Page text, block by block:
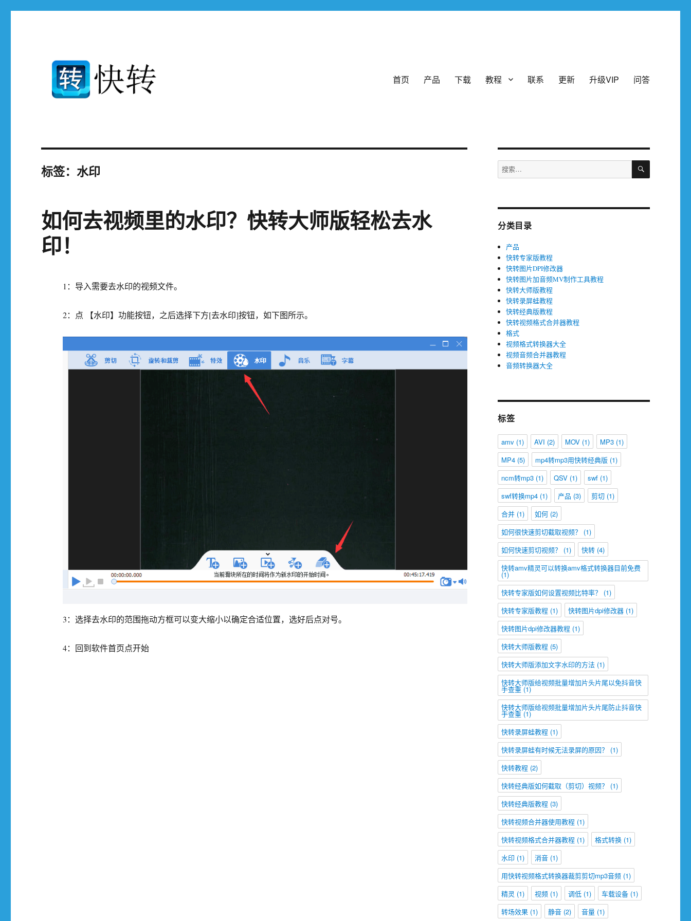
首页 产品 下载 教程 联系 更新 升级VIP 问答
标签：水印
如何去视频里的水印？快转大师版轻松去水
印！
1：导入需要去水印的视频文件。
2：点 【水印】功能按钮，之后选择下方[去水印]按钮，如下图所示。
3：选择去水印的范围拖动方框可以变大缩小以确定合适位置，选好后点对号。
4：回到软件首页点开始
搜
索：
搜
分类目录
产品
快转专家版教程
快转图片DPI修改器
快转图片加音频MV制作工具教程
快转大师版教程
快转录屏蛙教程
快转经典版教程
快转视频格式合并器教程
格式
视频格式转换器大全
视频音频合并器教程
音频转换器大全
标签
amv(1) AVI (2) MOV(1) MP3(1)
MP4(5) mp4转mp3用快转经典版 (1)
ncm转mp3(1) QSV(1) swf(1)
swf转换mp4(1) 产品 (3) 剪切(1)
合并(1) 如何(2)
如何很快速剪切截取视频？
(1)
如何快速剪切视频？
(1) 快转(4)
快转amv精灵可以转换amv格式转换器目前免费
(1)
快转专家版如何设置视频比特率？
(1)
快转专家版教程(1) 快转图片dpi修改器(1)
快转图片dpi修改器教程(1)
快转大师版教程(5)
快转大师版添加文字水印的方法(1)
快转大师版给视频批量增加片头片尾以免抖音快
手查重(1)
快转大师版给视频批量增加片头片尾防止抖音快
手查重(1)
快转录屏蛙教程(1)
快转录屏蛙有时候无法录屏的原因？
(1)
快转教程(2)
快转经典版如何截取（剪切）视频？
(1)
快转经典版教程(3)
快转视频合并器使用教程(1)
快转视频格式合并器教程(1) 格式转换(1)
水印 (1) 消音(1)
用快转视频格式转换器裁剪剪切mp3音频(1)
精灵 (1) 视频(1) 调低(1) 车载设备(1)
转场效果(1) 静音(2) 音量(1)